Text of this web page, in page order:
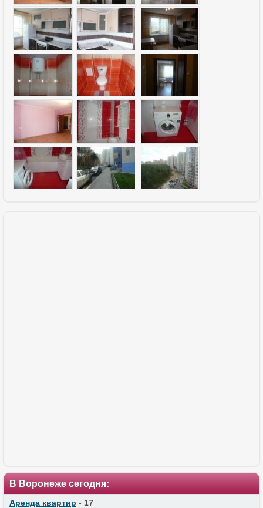
В Воронеже сегодня:
Аренда квартир - 17